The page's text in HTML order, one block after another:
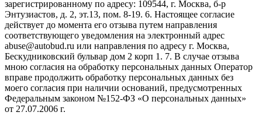
зарегистрированному по адресу: 109544, г. Москва, б-р
Энтузиастов, д. 2, эт.13, пом. 8-19. 6. Настоящее согласие
действует до момента его отзыва путем направления
соответствующего уведомления на электронный адрес
abuse@autobud.ru или направления по адресу г. Москва,
Бескудниковский бульвар дом 2 корп 1. 7. В случае отзыва
мною согласия на обработку персональных данных Оператор
вправе продолжить обработку персональных данных без
моего согласия при наличии оснований, предусмотренных
Федеральным законом №152-ФЗ «О персональных данных»
от 27.07.2006 г.